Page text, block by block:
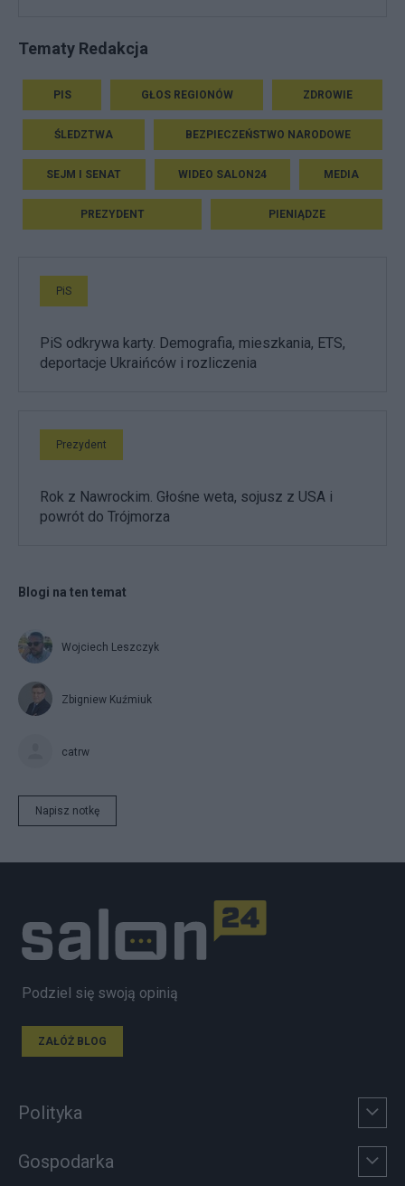
Tematy Redakcja
PIS GŁOS REGIONÓW ZDROWIE
ŚLEDZTWA BEZPIECZEŃSTWO NARODOWE
SEJM I SENAT WIDEO SALON24 MEDIA
PREZYDENT PIENIĄDZE
PiS
PiS odkrywa karty. Demografia, mieszkania, ETS,
deportacje Ukraińców i rozliczenia
Prezydent
Rok z Nawrockim. Głośne weta, sojusz z USA i
powrót do Trójmorza
Blogi na ten temat
Wojciech Leszczyk
Zbigniew Kuźmiuk
catrw
Napisz notkę
Podziel się swoją opinią
ZAŁÓŻ BLOG
Polityka
Gospodarka